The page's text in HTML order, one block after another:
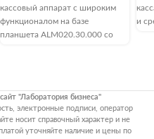
кассовый аппарат с широким
функционалом на базе
планшета ALM020.30.000 со
и
"Лаборатория бизнеса"
электронные подписи, оператор
носит справочный характер и не
уточняйте наличие и цены по